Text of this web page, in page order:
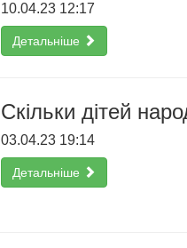
10.04.23 12:17
Детальніше
Скільки дітей
03.04.23 19:14
Детальніше